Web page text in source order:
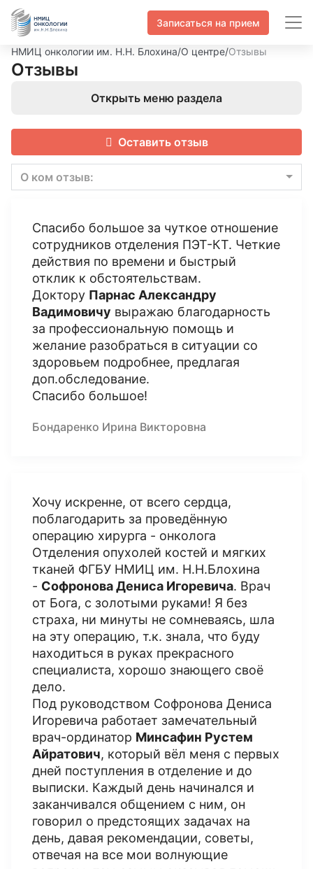
Записаться на прием
НМИЦ онкологии им. Н.Н. Блохина/О центре/Отзывы
Отзывы
Открыть меню раздела
Оставить отзыв
О ком отзыв:
Спасибо большое за чуткое отношение
сотрудников отделения ПЭТ-КТ. Четкие
действия по времени и быстрый
отклик к обстоятельствам.
Доктору Парнас Александру
Вадимовичу выражаю благодарность
за профессиональную помощь и
желание разобраться в ситуации со
здоровьем подробнее, предлагая
доп.обследование.
Спасибо большое!
Бондаренко Ирина Викторовна
Хочу искренне, от всего сердца,
поблагодарить за проведённую
операцию хирурга - онколога
Отделения опухолей костей и мягких
тканей ФГБУ НМИЦ им. Н.Н.Блохина
- Софронова Дениса Игоревича. Врач
от Бога, с золотыми руками! Я без
страха, ни минуты не сомневаясь, шла
на эту операцию, т.к. знала, что буду
находиться в руках прекрасного
специалиста, хорошо знающего своё
дело.
Под руководством Софронова Дениса
Игоревича работает замечательный
врач-ординатор Минсафин Рустем
Айратович, который вёл меня с первых
дней поступления в отделение и до
выписки. Каждый день начинался и
заканчивался общением с ним, он
говорил о предстоящих задачах на
день, давая рекомендации, советы,
отвечая на все мои волнующие